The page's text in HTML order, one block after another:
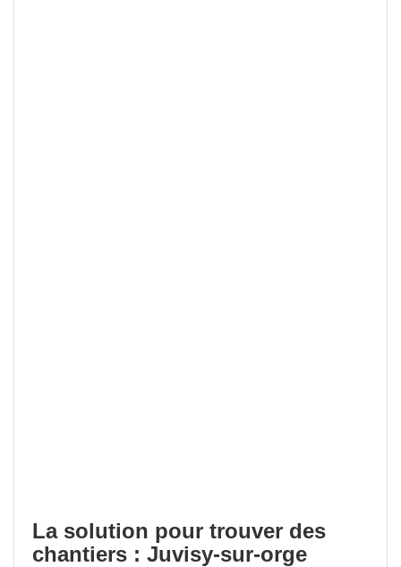
La solution pour trouver des
chantiers : Juvisy-sur-orge